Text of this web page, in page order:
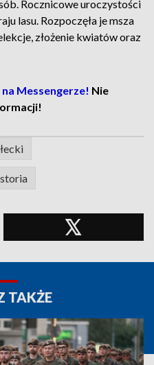
Rocznicowe uroczystości
lasu. Rozpoczęła je msza
złożenie kwiatów oraz
Messengerze! Nie
TAKŻE